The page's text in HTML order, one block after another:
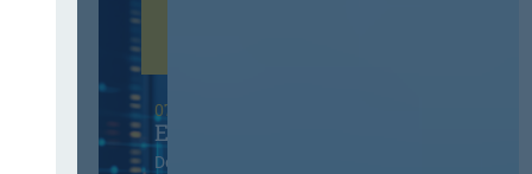
07. Oktober 2026 in Berlin
EVB-IT Thementag
Der Thementag für die